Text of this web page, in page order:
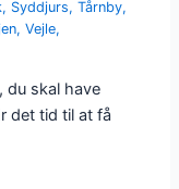
, Syddjurs,Tårnby,
,Vejle,
du skal have
det tid til at få